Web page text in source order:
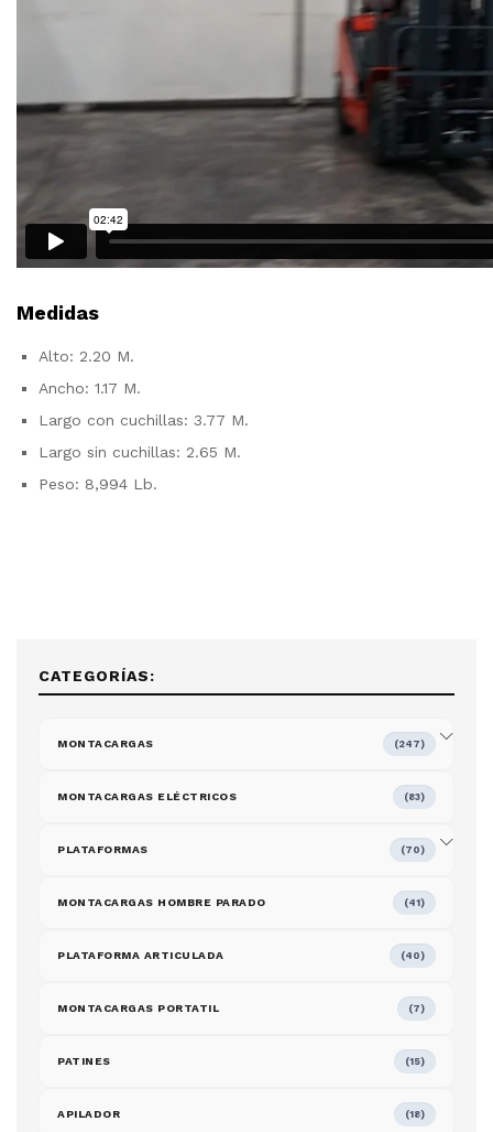
Medidas
Alto: 2.20 M.
Ancho: 1.17 M.
Largo con cuchillas: 3.77 M.
Largo sin cuchillas: 2.65 M.
Peso: 8,994 Lb.
CATEGORÍAS:
MONTACARGAS (247)
MONTACARGAS ELÉCTRICOS (83)
PLATAFORMAS (70)
MONTACARGAS HOMBRE PARADO (41)
PLATAFORMA ARTICULADA (40)
MONTACARGAS PORTATIL (7)
PATINES (15)
APILADOR (18)